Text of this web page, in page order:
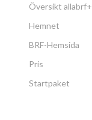
Översikt allabrf+
Hemnet
BRF-Hemsida
Pris
Startpaket